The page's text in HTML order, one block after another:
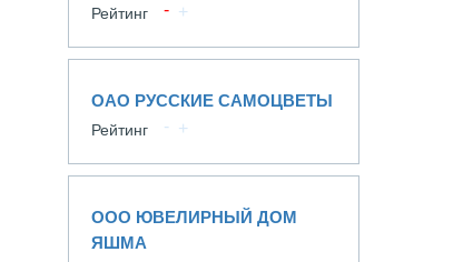
Рейтинг
ОАО РУССКИЕ САМОЦВЕТЫ
Рейтинг
ООО ЮВЕЛИРНЫЙ ДОМ
ЯШМА